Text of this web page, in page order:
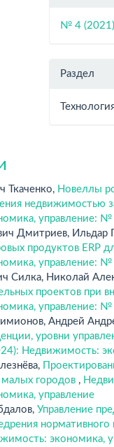
№ 4
Раздел
Ткаченко, Новеллы
недвижимостью
управление:
Дмитриев, Ильдар
продуктов ERP
управление:
Силка, Николай
проектов при
управление:
Андрей
уровни
Недвижимость:
городов ,
управление
Управление
экономика,